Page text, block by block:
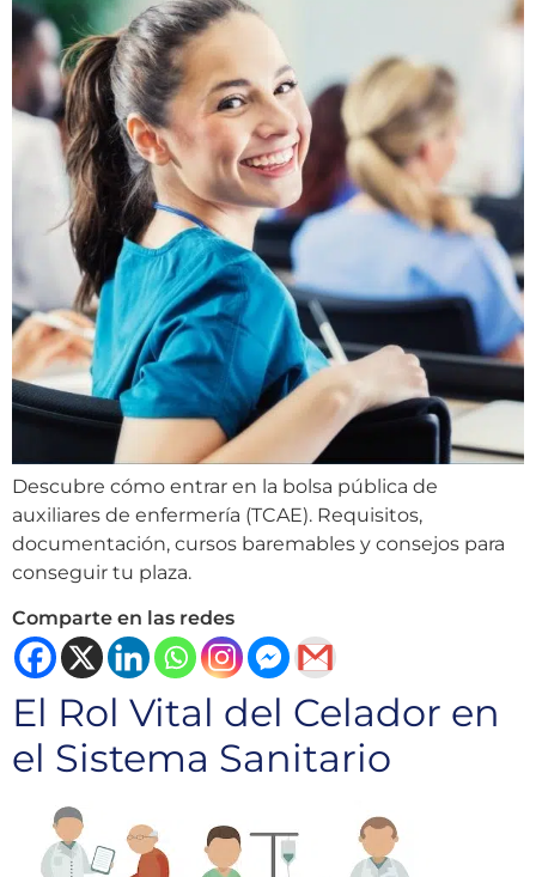
Descubre cómo entrar en la bolsa pública de
auxiliares de enfermería (TCAE). Requisitos,
documentación, cursos baremables y consejos para
conseguir tu plaza.
Comparte en las redes
El Rol Vital del Celador en
el Sistema Sanitario